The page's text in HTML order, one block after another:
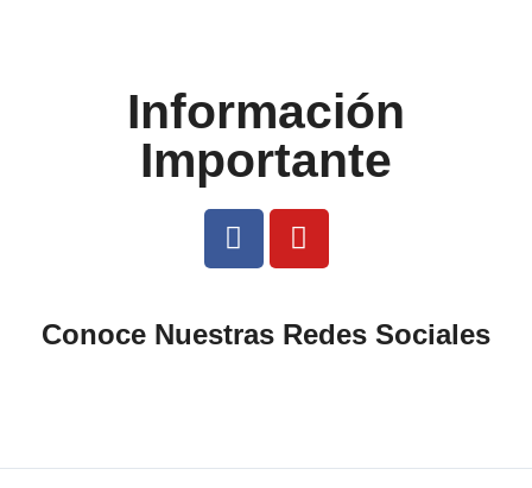
Información
Importante
Conoce Nuestras Redes Sociales